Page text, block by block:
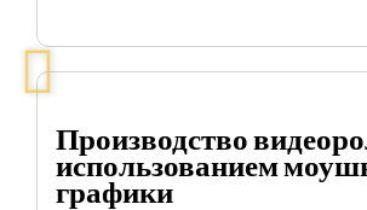
Производство
использованием
графики